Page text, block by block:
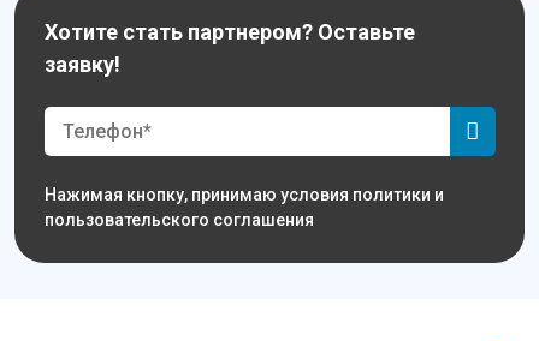
Хотите стать партнером? Оставьте
заявку!
Нажимая кнопку, принимаю условия политики и
пользовательского соглашения